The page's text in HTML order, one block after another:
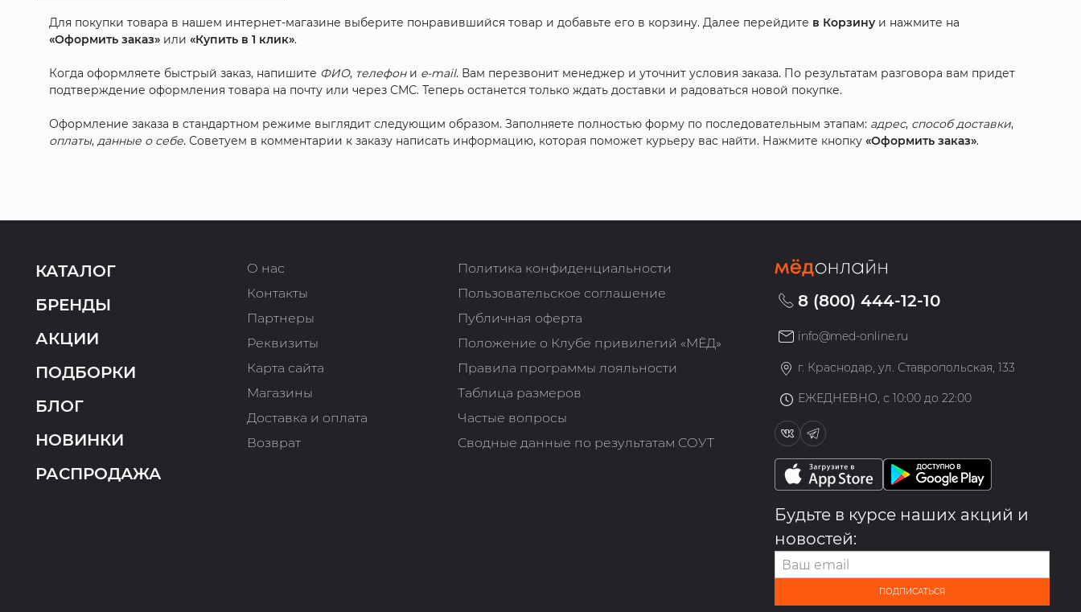
Для покупки товара в нашем интернет-магазине выберите понравившийся товар и добавьте его в корзину. Далее перейдите в Корзину и нажмите на
«Оформить заказ» или«Купить в 1 клик».
Когда оформляете быстрый заказ, напишите ФИО, телефони e-mail. Вам перезвонит менеджер и уточнит условия заказа. По результатам разговора вам придет
подтверждение оформления товара на почту или через СМС. Теперь останется только ждать доставки и радоваться новой покупке.
Оформление заказа в стандартном режиме выглядит следующим образом. Заполняете полностью форму по последовательным этапам: адрес, способ доставки,
оплаты,данные о себе. Советуем в комментарии к заказу написать информацию, которая поможет курьеру вас найти. Нажмите кнопку«Оформить заказ».
КАТАЛОГ
БРЕНДЫ
АКЦИИ
ПОДБОРКИ
БЛОГ
НОВИНКИ
РАСПРОДАЖА
О нас
Контакты
Партнеры
Реквизиты
Карта сайта
Магазины
Доставка и оплата
Возврат
Политика конфиденциальности
Пользовательское соглашение
Публичная оферта
Положение о Клубе привилегий «МЁД»
Правила программы лояльности
Таблица размеров
Частые вопросы
Сводные данные по результатам СОУТ
8 (800) 444-12-10
info@med-online.ru
г. Краснодар, ул. Ставропольская, 133
ЕЖЕДНЕВНО, с 10:00 до 22:00
Будьте в курсе наших акций и
новостей:
ПОДПИСАТЬСЯ